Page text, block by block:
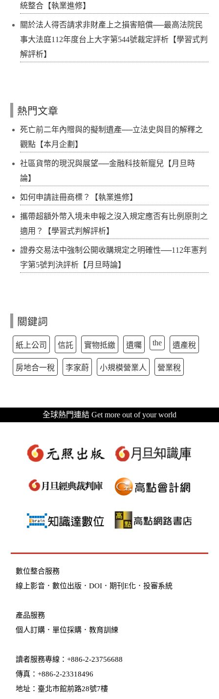
統整合【執業進修】
關於法人得否請求非財產上之損害賠償──最高法院民
事大法庭112年度台上大字第544號裁定評析【學習式判
解評析】
熱門文章
死亡前二年內贈與的擬制遺產──立法史與目的解釋之
觀點【本月企劃】
社區貨幣的現況與展望──金融科技新寵兒【月旦時
論】
如何申請註冊商標？【執業進修】
攜帶超額外幣入境未申報之沒入規定應否有比例原則之
適用？【學習式判解評析】
證券交易法中強制公開收購規定之明確性──112年憲判
字第5號判決評析【月旦時論】
關鍵詞
紙上公司 信託 實物抵繳 遺囑 the 遺產稅
房地合一稅 李家蔚 小規模營業人 營業稅
全球熱門連結 Get more out of your world
數位整合服務
線上影音 ．數位出版 ．DOI ．期刊E化 ．投審系統
產品服務
個人訂購 ． 單位採購 ．教育訓練
讀者服務專線：+886-2-23756688
傳真：+886-2-23318496
地址：臺北市館前路28號7樓